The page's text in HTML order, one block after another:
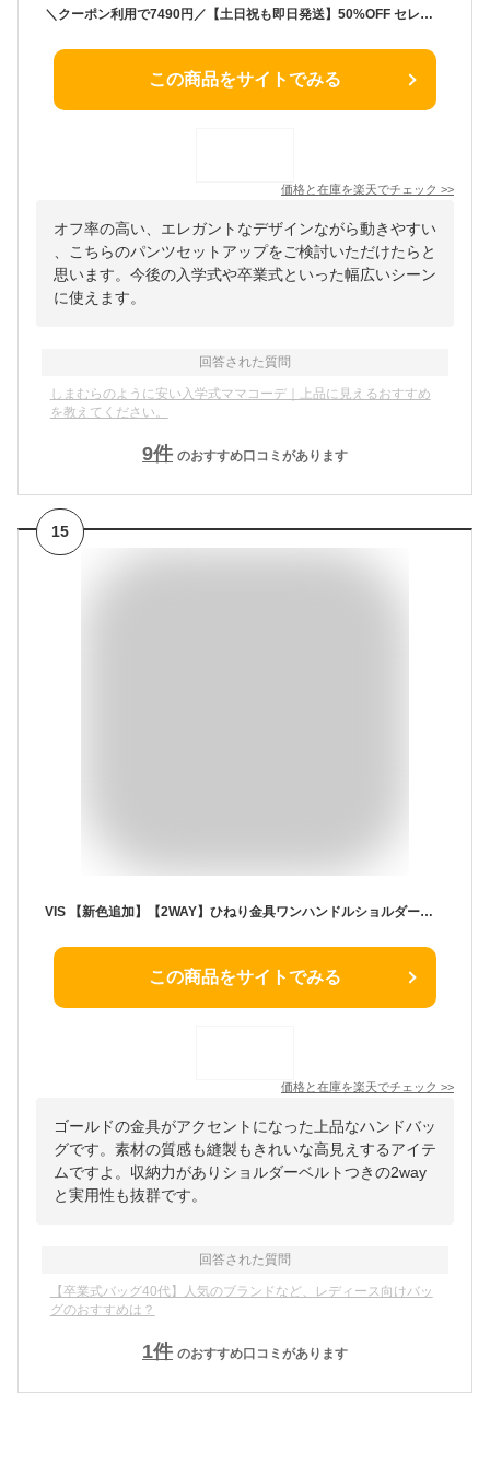
＼クーポン利用で7490円／【土日祝も即日発送】50%OFF セレモニースーツ 入学式 ママスーツ 卒業式 スーツ 母親 パンツ セットアップ 入園式 卒園式 お宮参り 七五三 レディース フォーマル 黒 ネイビー カジュアル おしゃれ コーデ かっこいい 試着チケット対象
この商品をサイトでみる
価格と在庫を楽天でチェック >>
オフ率の高い、エレガントなデザインながら動きやすい
、こちらのパンツセットアップをご検討いただけたらと
思います。今後の入学式や卒業式といった幅広いシーン
に使えます。
回答された質問
しまむらのように安い入学式ママコーデ｜上品に見えるおすすめ
を教えてください。
9件 のおすすめ口コミがあります
15
VIS 【新色追加】【2WAY】ひねり金具ワンハンドルショルダーバッグ【軽量】 ビス バッグ ハンドバッグ ブラック グレー ブラウン ベージュ【送料無料】
この商品をサイトでみる
価格と在庫を楽天でチェック >>
ゴールドの金具がアクセントになった上品なハンドバッ
グです。素材の質感も縫製もきれいな高見えするアイテ
ムですよ。収納力がありショルダーベルトつきの2way
と実用性も抜群です。
回答された質問
【卒業式バッグ40代】人気のブランドなど、レディース向けバッ
グのおすすめは？
1件 のおすすめ口コミがあります